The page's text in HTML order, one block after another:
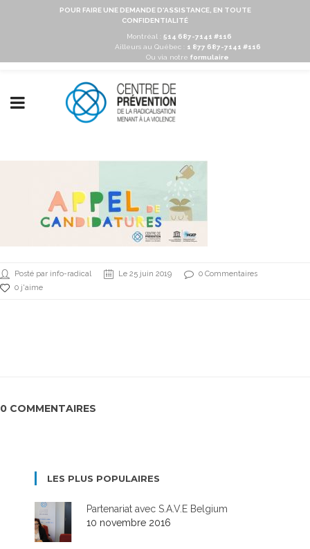
POUR FAIRE UNE DEMANDE D'ASSISTANCE, EN TOUTE
CONFIDENTIALITÉ
Montréal : 514 687-7141 #116
Ailleurs au Québec :
1 877 687-7141 #116
Ou via notre formulaire
Posté par info-radical Le 25 juin 2019
0 Commentaires
0 j'aime
0 COMMENTAIRES
LES PLUS POPULAIRES
Partenariat avec S.A.V.E Belgium
10 novembre 2016